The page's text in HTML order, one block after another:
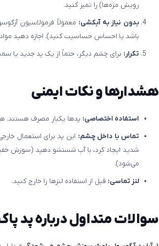
رویش مژه‌ها) را تمیز کنید.
بدون نیاز به آبکشی: معمولاً فرمولاسیون
باشد یا احساس حساسیت کنید). اجازه دهید
تکرار: برای چشم دیگر، حتماً از یک پد جدید یا
هشدارها و نکات ایمنی
استفاده اختصاصی: پدها یکبار مصرف هستند.
تماس با داخل چشم: این پد برای استعمال
شدید ایجاد کرد، با آب شستشو دهید (سوزش
می‌شود).
لنز تماسی: قبل از استفاده لنزها را خارج کنید.
سوالات متداول دربارهپد